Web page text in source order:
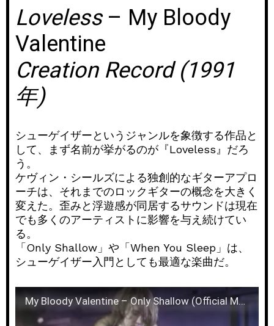
Loveless– My Bloody
Valentine
Creation Record (1991
年)
シューゲイザーというジャンルを象徴する作品と
して、まず名前が挙がるのが『Loveless』だろ
う。
ケヴィン・シールズによる独創的なギターアプロ
ーチは、それまでのロックギターの概念を大きく
変えた。歪みと浮遊感が同居するサウンドは現在
でも多くのアーティストに影響を与え続けてい
る。
「Only Shallow」や「When You Sleep」は、
シューゲイザー入門としても最適な楽曲だ。
My Bloody Valentine – Only Shallow (Official Music Video)